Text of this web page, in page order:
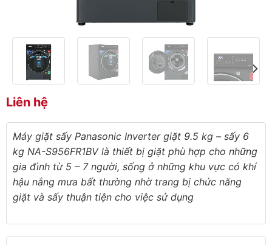
Liên hệ
Máy giặt sấy Panasonic Inverter giặt 9.5 kg – sấy 6
kg NA-S956FR1BV​ là thiết bị giặt phù hợp cho những
gia đình từ 5 – 7 người, sống ở những khu vực có khí
hậu nắng mưa bất thường nhờ trang bị chức năng
giặt và sấy thuận tiện cho việc sử dụng